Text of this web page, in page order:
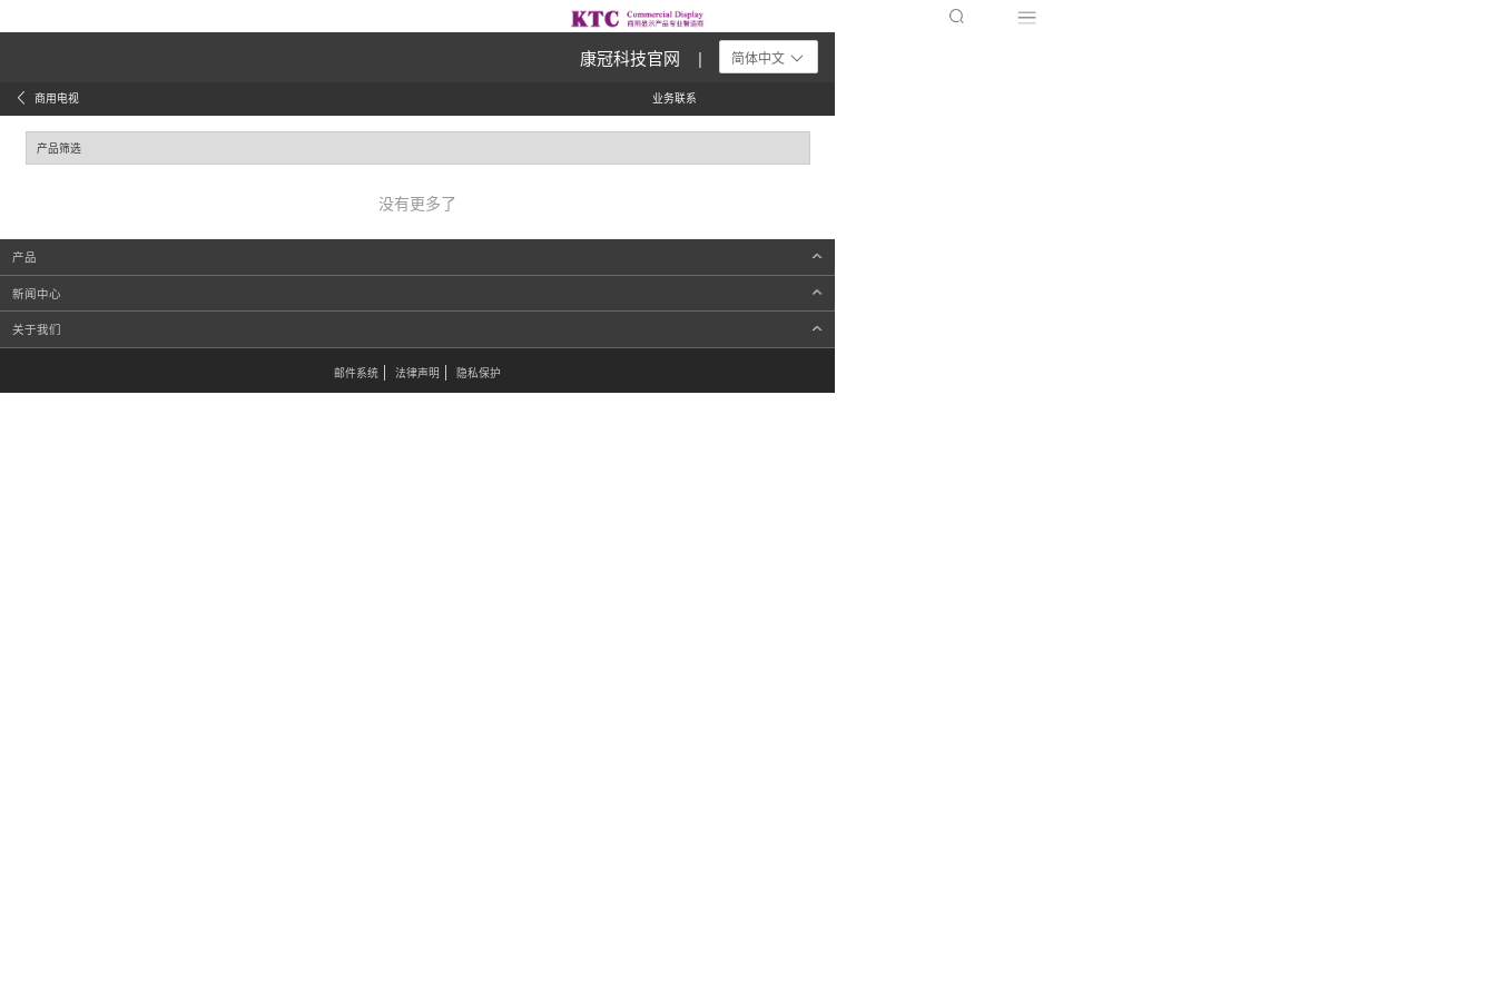
康冠科技官网 | 简体中文
商用电视 业务联系
产品筛选
没有更多了
产品
新闻中心
关于我们
邮件系统 法律声明 隐私保护